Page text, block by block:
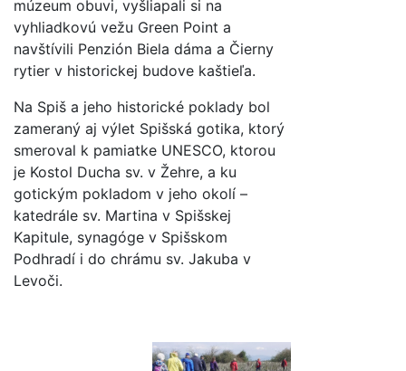
múzeum obuvi, vyšliapali si na
vyhliadkovú vežu Green Point a
navštívili Penzión Biela dáma a Čierny
rytier v historickej budove kaštieľa.
Na Spiš a jeho historické poklady bol
zameraný aj výlet Spišská gotika, ktorý
smeroval k pamiatke UNESCO, ktorou
je Kostol Ducha sv. v Žehre, a ku
gotickým pokladom v jeho okolí –
katedrále sv. Martina v Spišskej
Kapitule, synagóge v Spišskom
Podhradí i do chrámu sv. Jakuba v
Levoči.